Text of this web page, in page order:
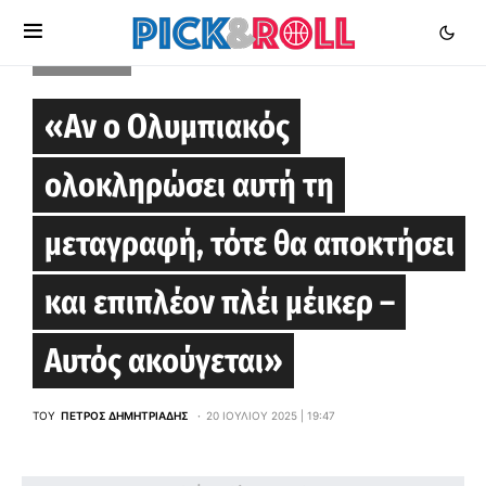
«Αν ο Ολυμπιακός
ολοκληρώσει αυτή τη
μεταγραφή, τότε θα αποκτήσει
και επιπλέον πλέι μέικερ –
Αυτός ακούγεται»
ΤΟΥ ΠΈΤΡΟΣ ΔΗΜΗΤΡΙΆΔΗΣ 20 ΙΟΥΛΊΟΥ 2025 | 19:47